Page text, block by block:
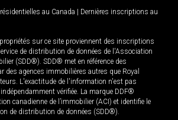
au Canada
Dernières inscriptions au
sur ce site proviennent des inscriptions
de distribution de données de l'Association
(SDD®). SDD® met en référence des
des agences immobilières autres que Royal
L'exactitude de l'information n'est pas
vérifiée. La marque DDF®
canadienne de l’immobilier (ACI) et identifie le
de distribution de données (SDD®).